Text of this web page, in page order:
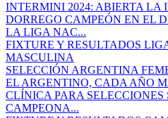
INTERMINI 2024: ABIERTA LA
DORREGO CAMPEÓN EN EL
LA LIGA NAC...
FIXTURE Y RESULTADOS
MASCULINA
SELECCIÓN ARGENTINA
EL ARGENTINO, CADA AÑO
CLÍNICA PARA SELECCIONES
CAMPEONA...